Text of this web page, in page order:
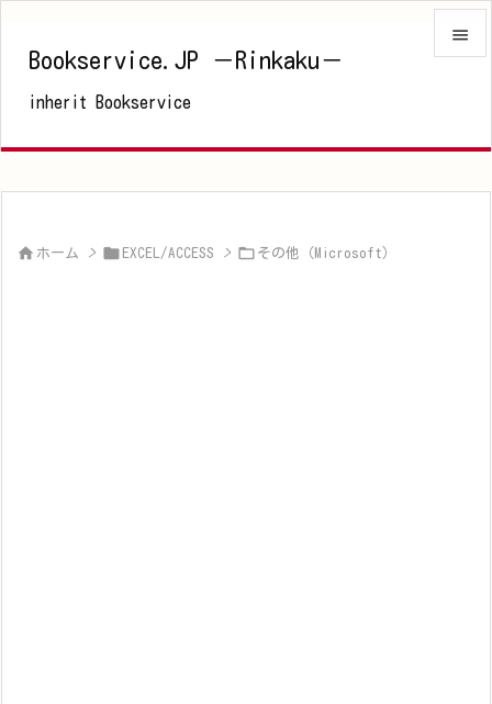
Bookservice.JP －Rinkaku－
inherit Bookservice


 ホーム >  EXCEL/ACCESS >  その他（Microsoft）